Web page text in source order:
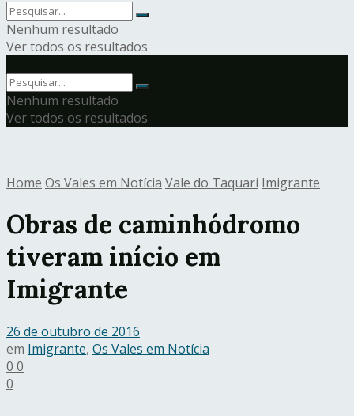
Nenhum resultado
Ver todos os resultados
Nenhum resultado
Ver todos os resultados
Home Os Vales em Notícia Vale do Taquari Imigrante
Obras de caminhódromo
tiveram início em
Imigrante
26 de outubro de 2016
em Imigrante, Os Vales em Notícia
0 0
0